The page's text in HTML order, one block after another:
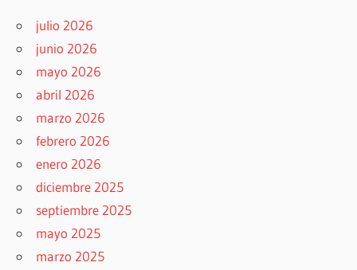
julio 2026
junio 2026
mayo 2026
abril 2026
marzo 2026
febrero 2026
enero 2026
diciembre 2025
septiembre 2025
mayo 2025
marzo 2025